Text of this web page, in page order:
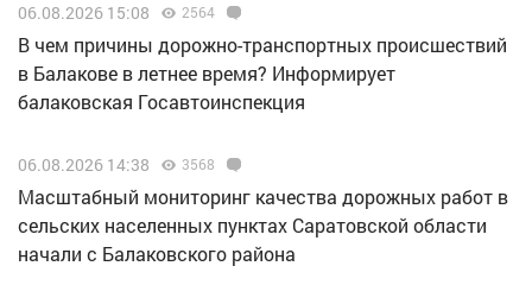
06.08.2026 15:08 2564
В чем причины дорожно-транспортных происшествий
в Балакове в летнее время? Информирует
балаковская Госавтоинспекция
06.08.2026 14:38 3568
Масштабный мониторинг качества дорожных работ в
сельских населенных пунктах Саратовской области
начали с Балаковского района